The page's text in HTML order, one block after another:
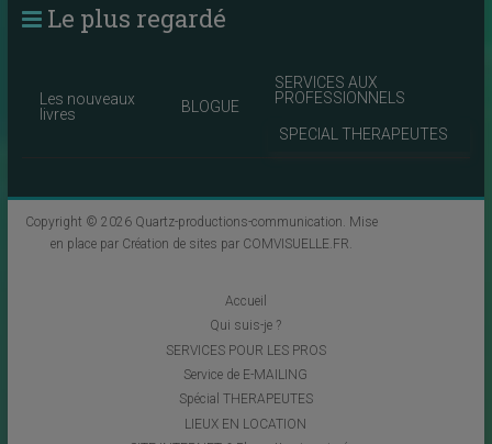
Le plus regardé
Les nouveaux
livres
BLOGUE
SERVICES AUX
PROFESSIONNELS
SPECIAL THERAPEUTES
Copyright © 2026 Quartz-productions-communication . Mise
en place par Création de sites par COMVISUELLE.FR
Accueil
Qui suis-je ?
SERVICES POUR LES PROS
Service de E-MAILING
Spécial THERAPEUTES
LIEUX EN LOCATION